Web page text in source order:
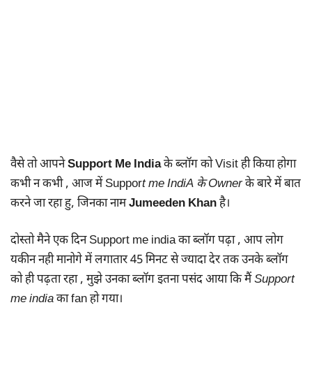
वैसे तो आपनेSupport Me Indiaके ब्लॉग को Visit ही किया होगा
कभी न कभी , आज में Support me IndiA के Ownerके बारे में बात
करने जा रहा हु, जिनका नामJumeeden Khanहै।
दोस्तो मैने एक दिन Support me india का ब्लॉग पढ़ा , आप लोग
यकीन नही मानोगे में लगातार 45 मिनट से ज्यादा देर तक उनके ब्लॉग
को ही पढ़ता रहा , मुझे उनका ब्लॉग इतना पसंद आया कि मैंSupport
me indiaका fan हो गया।